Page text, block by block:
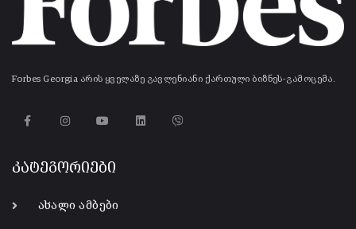
Forbes Georgia არის ყველაზე გავლენიანი ქართული ბიზნეს-გამოცემა.
კატეგორიები
ახალი ამბები